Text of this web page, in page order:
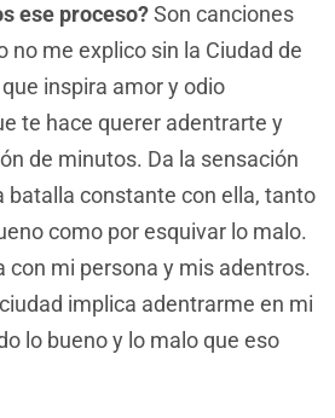
ese proceso?Son canciones
no me explico sin la Ciudad de
inspira amor y odio
te hace querer adentrarte y
de minutos. Da la sensación
batalla constante con ella, tanto
como por esquivar lo malo.
con mi persona y mis adentros.
implica adentrarme en mi
lo bueno y lo malo que eso